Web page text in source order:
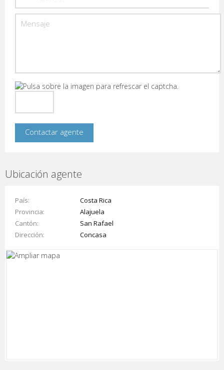
Ubicación agente
País
Costa Rica
Provincia
Alajuela
Cantón
San Rafael
Dirección
Concasa